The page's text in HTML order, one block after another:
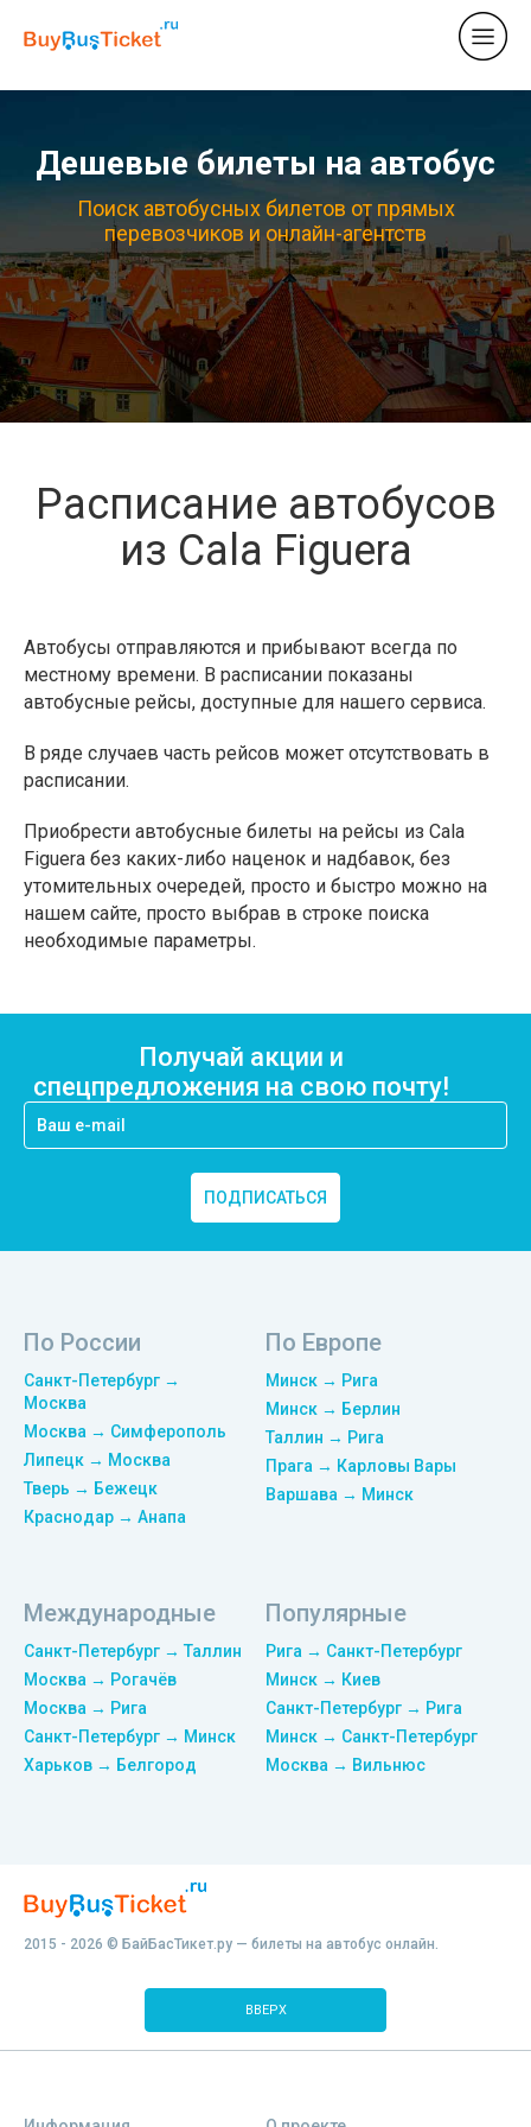
Дешевые билеты на автобус
Поиск автобусных билетов от прямых
перевозчиков и онлайн-агентств
Расписание автобусов
из Cala Figuera
Автобусы отправляются и прибывают всегда по
местному времени. В расписании показаны
автобусные рейсы, доступные для нашего сервиса.
В ряде случаев часть рейсов может отсутствовать в
расписании.
Приобрести автобусные билеты на рейсы из Cala
Figuera без каких-либо наценок и надбавок, без
утомительных очередей, просто и быстро можно на
нашем сайте, просто выбрав в строке поиска
необходимые параметры.
Получай акции и
спецпредложения на свою почту!
ПОДПИСАТЬСЯ
По России
Санкт-Петербург →
Москва
Москва → Симферополь
Липецк → Москва
Тверь → Бежецк
Краснодар → Анапа
По Европе
Минск → Рига
Минск → Берлин
Таллин → Рига
Прага → Карловы Вары
Варшава → Минск
Международные
Санкт-Петербург → Таллин
Москва → Рогачёв
Москва → Рига
Санкт-Петербург → Минск
Харьков → Белгород
Популярные
Рига → Санкт-Петербург
Минск → Киев
Санкт-Петербург → Рига
Минск → Санкт-Петербург
Москва → Вильнюс
2015 - 2026 © БайБасТикет.ру — билеты на автобус онлайн.
ВВЕРХ